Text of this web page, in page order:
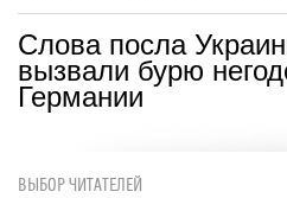
Слова посла
вызвали бурю
Германии
ВЫБОР ЧИТАТЕЛЕЙ